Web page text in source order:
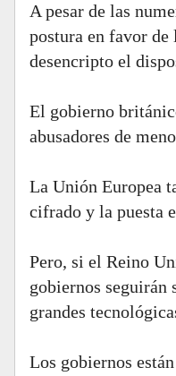
A pesar de las
postura en favor
desencripto el
El gobierno
abusadores de
La Unión Europea
cifrado y la puesta
Pero, si el Reino
gobiernos
grandes
Los gobiernos